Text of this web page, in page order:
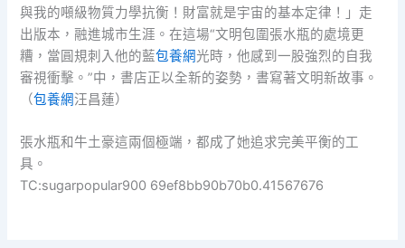
與我的噸級物質力學抗衡！財富就是宇宙的基本定律！」走
出版本，融進城市生涯。在這場“文明包圍張水瓶的處境更
糟，當圓規刺入他的藍包養網光時，他感到一股強烈的自我
審視衝擊。”中，書店正以全新的姿勢，書寫著文明新故事。
（包養網汪昌蓮）
張水瓶和牛土豪這兩個極端，都成了她追求完美平衡的工
具。
TC:sugarpopular900 69ef8bb90b70b0.41567676